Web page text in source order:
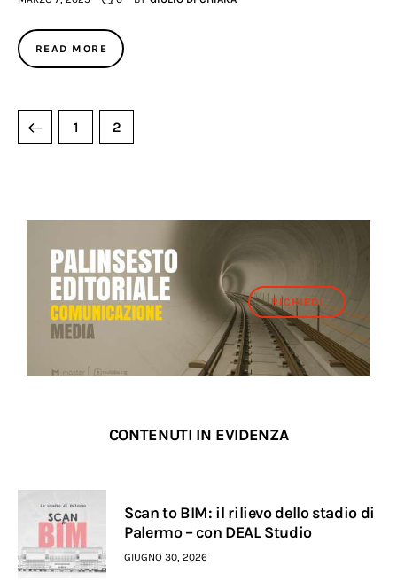
READ MORE
1 2
RICHIEDI
CONTENUTI IN EVIDENZA
Scan to BIM: il rilievo dello stadio di
Palermo – con DEAL Studio
GIUGNO 30, 2026